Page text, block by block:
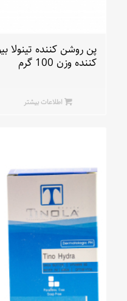
کننده وزن 100 گرم
اطلاعات بیشتر